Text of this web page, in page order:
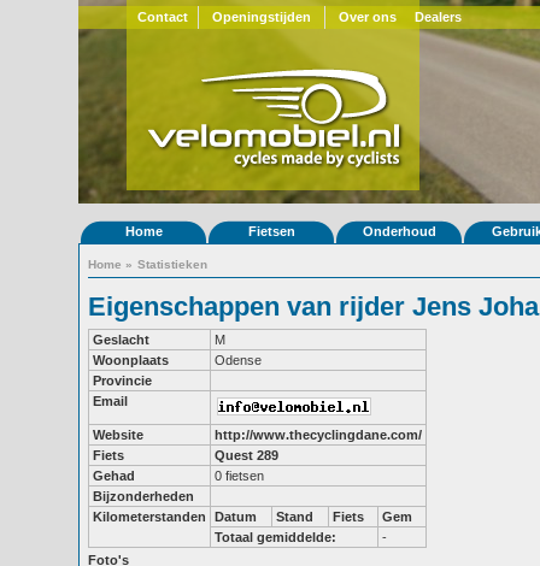
Contact Openingstijden Over ons Dealers
Home Fietsen Onderhoud
Home » Statistieken
Eigenschappen van rijder Jens
Geslacht
M
Woonplaats
Odense
Provincie
Email
Website
http://www.thecyclingdane.com/
Fiets
Quest 289
Gehad
0 fietsen
Bijzonderheden
Kilometerstanden
Datum Stand Fiets
Gem
Totaal gemiddelde:
-
Foto's